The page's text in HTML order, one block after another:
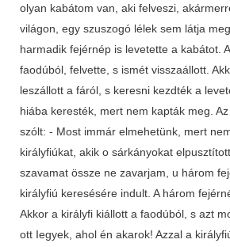
olyan kabátom van, aki felveszi,
világon, egy szuszogó lélek sem látja
harmadik fejérnép is levetette a kabátot.
faodúból, felvette, s ismét visszaállott.
leszállott a fáról, s keresni kezdték a
hiába keresték, mert nem kapták meg.
szólt: - Most immár elmehetünk, mert
királyfiúkat, akik o sárkányokat
szavamat össze ne zavarjam, u három
királyfiú keresésére indult. A három
Akkor a királyfi kiállott a faodúból, s azt
ott Iegyek, ahol én akarok! Azzal a